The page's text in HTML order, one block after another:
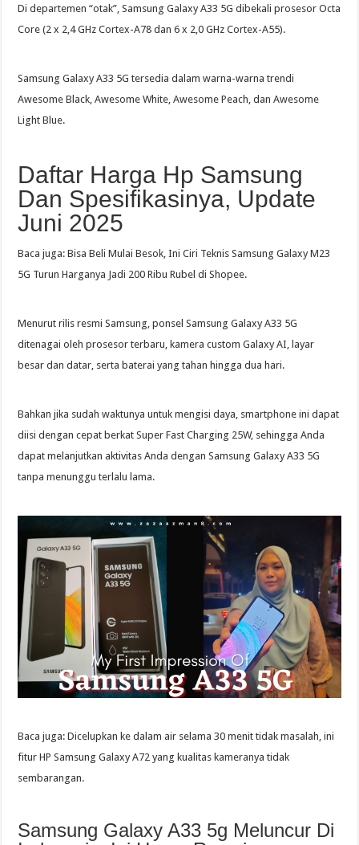
Di departemen “otak”, Samsung Galaxy A33 5G dibekali prosesor Octa
Core (2 x 2,4 GHz Cortex-A78 dan 6 x 2,0 GHz Cortex-A55).
Samsung Galaxy A33 5G tersedia dalam warna-warna trendi
Awesome Black, Awesome White, Awesome Peach, dan Awesome
Light Blue.
Daftar Harga Hp Samsung
Dan Spesifikasinya, Update
Juni 2025
Baca juga: Bisa Beli Mulai Besok, Ini Ciri Teknis Samsung Galaxy M23
5G Turun Harganya Jadi 200 Ribu Rubel di Shopee.
Menurut rilis resmi Samsung, ponsel Samsung Galaxy A33 5G
ditenagai oleh prosesor terbaru, kamera custom Galaxy AI, layar
besar dan datar, serta baterai yang tahan hingga dua hari.
Bahkan jika sudah waktunya untuk mengisi daya, smartphone ini dapat
diisi dengan cepat berkat Super Fast Charging 25W, sehingga Anda
dapat melanjutkan aktivitas Anda dengan Samsung Galaxy A33 5G
tanpa menunggu terlalu lama.
Baca juga: Dicelupkan ke dalam air selama 30 menit tidak masalah, ini
fitur HP Samsung Galaxy A72 yang kualitas kameranya tidak
sembarangan.
Samsung Galaxy A33 5g Meluncur Di